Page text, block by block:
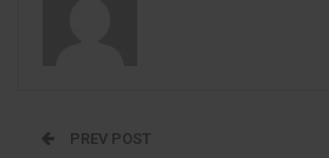
PREV POST